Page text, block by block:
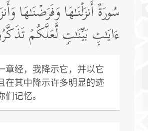
سُورَةٌ أَنزَلۡنَـٰهَا وَفَرَضۡنَـٰهَا
ءَایَـٰتِۭ بَیِّنَـٰتࣲ لَّعَلَّكُمۡ
章经，我降示它，并以它
在其中降示许多明显的迹
记忆。